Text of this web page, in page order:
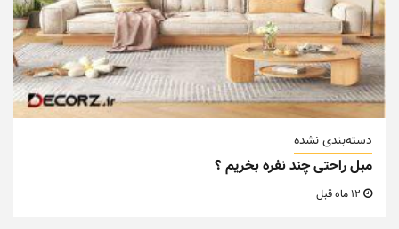
دسته‌بندی نشده
مبل راحتی چند نفره بخریم ؟